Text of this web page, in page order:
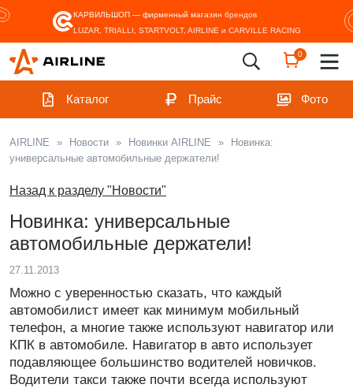
КАРВИЛЬШОП — фирменный магазин брендов
LUZAR, TRIALLI, STARTVOLT, AIRLINE и CARVILLE RACING
0
Каталог Прайс Фото
AIRLINE » Новости » Новинки AIRLINE »
Новинка:
универсальные автомобильные держатели!
Назад к разделу "Новости"
Новинка: универсальные
автомобильные держатели!
27.11.2013
Можно с уверенностью сказать, что каждый
автомобилист имеет как минимум мобильный
телефон, а многие также используют навигатор или
КПК в автомобиле. Навигатор в авто использует
подавляющее большинство водителей новичков.
Водители такси также почти всегда используют